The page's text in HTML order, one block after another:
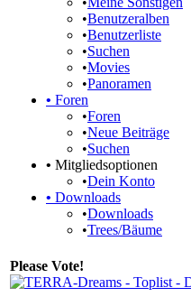
•Benutzeralben
•Benutzerliste
•Suchen
•Movies
•Panoramen
• Foren
•Foren
•Neue Beiträge
•Suchen
• Mitgliedsoptionen
•Dein Konto
• Downloads
•Downloads
•Trees/Bäume
Please Vote!